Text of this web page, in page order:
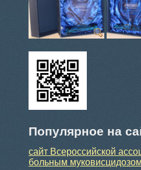
Популярное на
сайт Всероссийской
больным муковисцидозом